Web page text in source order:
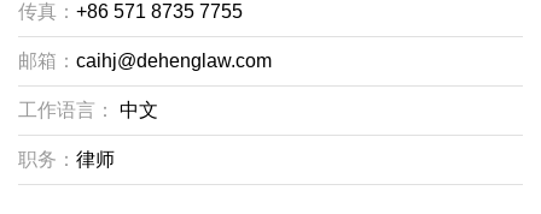
传真： +86 571 8735 7755
邮箱： caihj@dehenglaw.com
工作语言： 中文
职务： 律师